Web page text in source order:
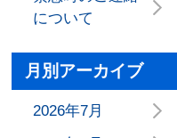
について
月別アーカイブ
2026年7月